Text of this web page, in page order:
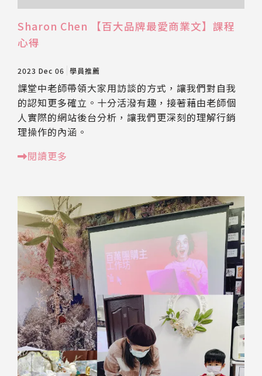
Sharon Chen 【百大品牌最愛商業文】課程
心得
2023 Dec 06 學員推薦
課堂中老師帶領大家用訪談的方式，讓我們對自我
的認知更多確立。十分活潑有趣，接著藉由老師個
人實際的網站後台分析，讓我們更深刻的理解行銷
理操作的內涵。
閱讀更多